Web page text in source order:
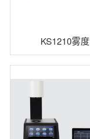
KS1210雾